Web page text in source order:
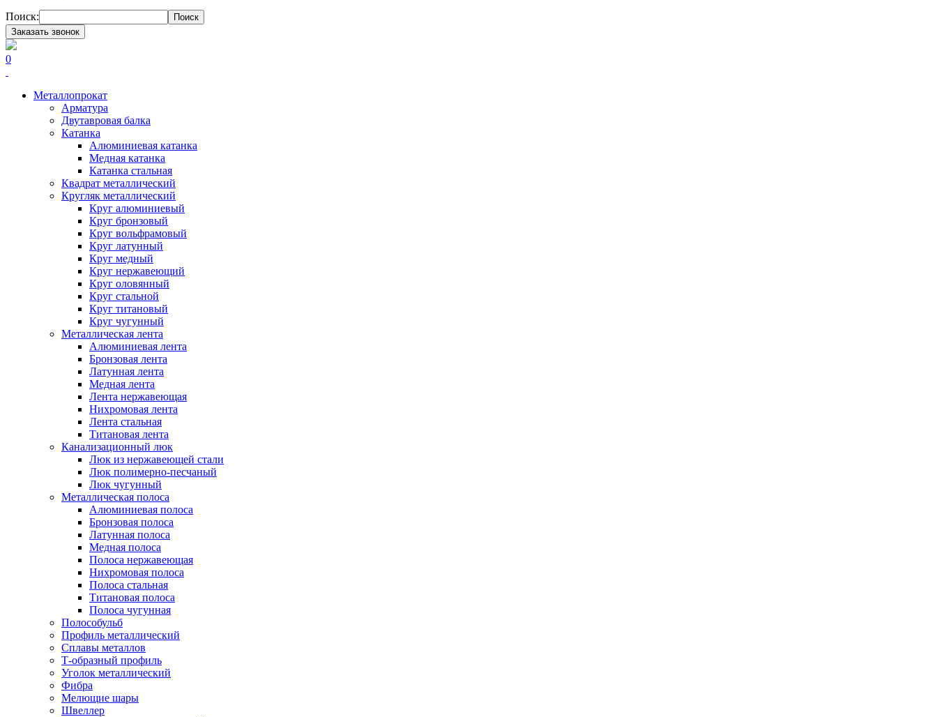
Поиск:
Поиск
Заказать звонок
0
Металлопрокат
Арматура
Двутавровая балка
Катанка
Алюминиевая катанка
Медная катанка
Катанка стальная
Квадрат металлический
Кругляк металлический
Круг алюминиевый
Круг бронзовый
Круг вольфрамовый
Круг латунный
Круг медный
Круг нержавеющий
Круг оловянный
Круг стальной
Круг титановый
Круг чугунный
Металлическая лента
Алюминиевая лента
Бронзовая лента
Латунная лента
Медная лента
Лента нержавеющая
Нихромовая лента
Лента стальная
Титановая лента
Канализационный люк
Люк из нержавеющей стали
Люк полимерно-песчаный
Люк чугунный
Металлическая полоса
Алюминиевая полоса
Бронзовая полоса
Латунная полоса
Медная полоса
Полоса нержавеющая
Нихромовая полоса
Полоса стальная
Титановая полоса
Полоса чугунная
Полособульб
Профиль металлический
Сплавы металлов
Т-образный профиль
Уголок металлический
Фибра
Мелющие шары
Швеллер